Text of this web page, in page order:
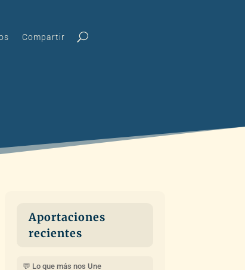
Compartir
Aportaciones
recientes
💬 Lo que más nos Une